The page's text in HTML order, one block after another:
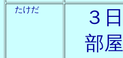
たけだ
３日
部屋